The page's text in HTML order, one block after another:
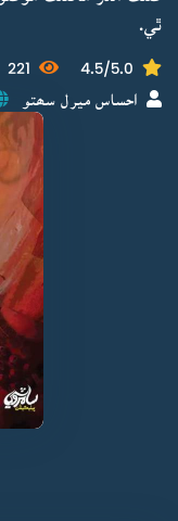
ٿي.
4.5/5.0
221
احساس ميرل سھتو